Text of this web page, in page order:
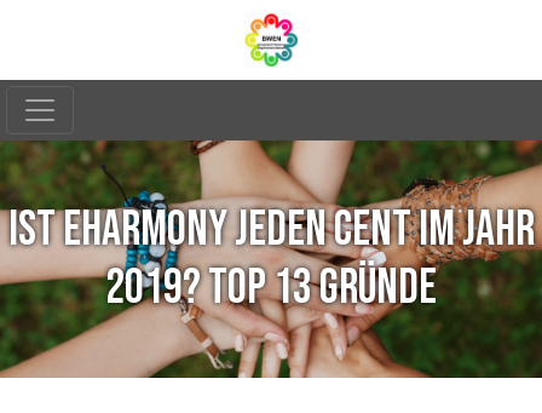
IST EHARMONY JEDEN CENT IM JAHR
2019? TOP 13 GRÜNDE